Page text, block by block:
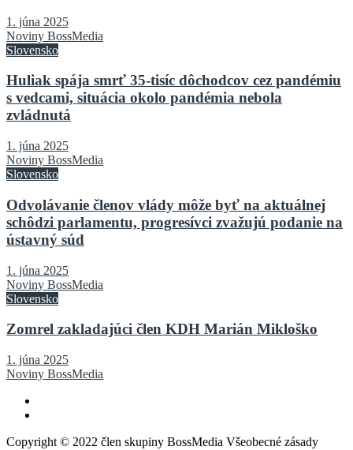
1. júna 2025
Noviny BossMedia
Slovensko
Huliak spája smrť 35-tisíc dôchodcov cez pandémiu
s vedcami, situácia okolo pandémia nebola
zvládnutá
1. júna 2025
Noviny BossMedia
Slovensko
Odvolávanie členov vlády môže byť na aktuálnej
schôdzi parlamentu, progresívci zvažujú podanie na
ústavný súd
1. júna 2025
Noviny BossMedia
Slovensko
Zomrel zakladajúci člen KDH Marián Mikloško
1. júna 2025
Noviny BossMedia
Copyright © 2022 člen skupiny BossMedia Všeobecné zásady